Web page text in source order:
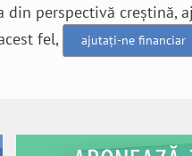
perspectivă creștină,
fel,
ajutați-ne financiar